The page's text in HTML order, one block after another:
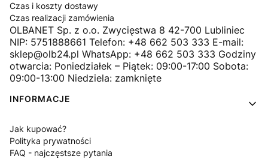
Czas i koszty dostawy
Czas realizacji zamówienia
OLBANET Sp. z o.o. Zwycięstwa 8 42-700 Lubliniec
NIP: 5751888661 Telefon: +48 662 503 333 E-mail:
sklep@olb24.pl WhatsApp: +48 662 503 333 Godziny
otwarcia: Poniedziałek – Piątek: 09:00-17:00 Sobota:
09:00-13:00 Niedziela: zamknięte
INFORMACJE
Jak kupować?
Polityka prywatności
FAQ - najczęstsze pytania